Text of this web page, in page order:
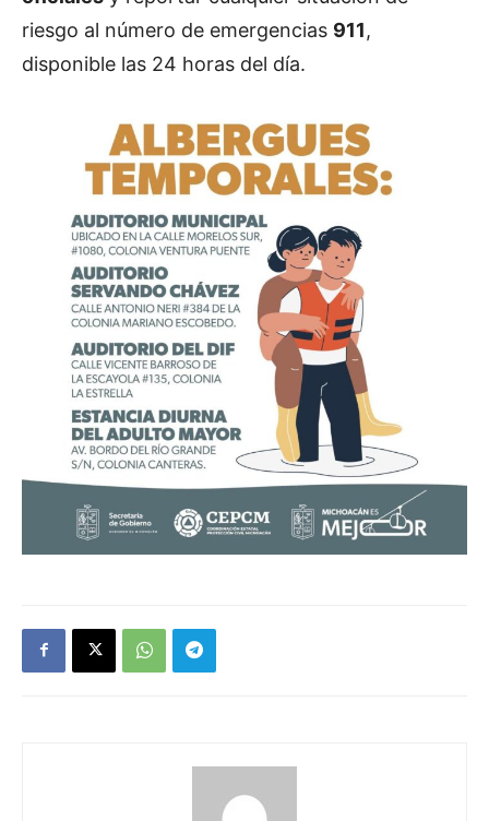
riesgo al número de emergencias 911,
disponible las 24 horas del día.